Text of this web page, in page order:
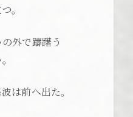
。
外で躊躇う
は前へ出た。